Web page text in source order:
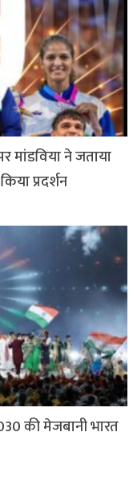
मांडविया ने जताया
प्रदर्शन
की मेजबानी भारत